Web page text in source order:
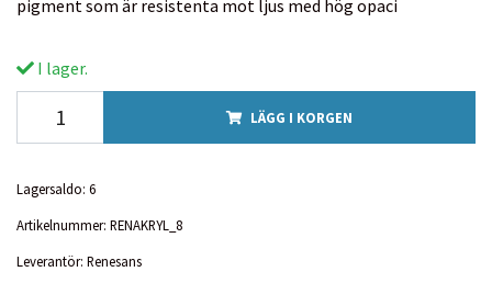
pigment som är resistenta mot ljus med hög opaci
I lager.
LÄGG I KORGEN
Lagersaldo: 6
Artikelnummer: RENAKRYL_8
Leverantör: Renesans